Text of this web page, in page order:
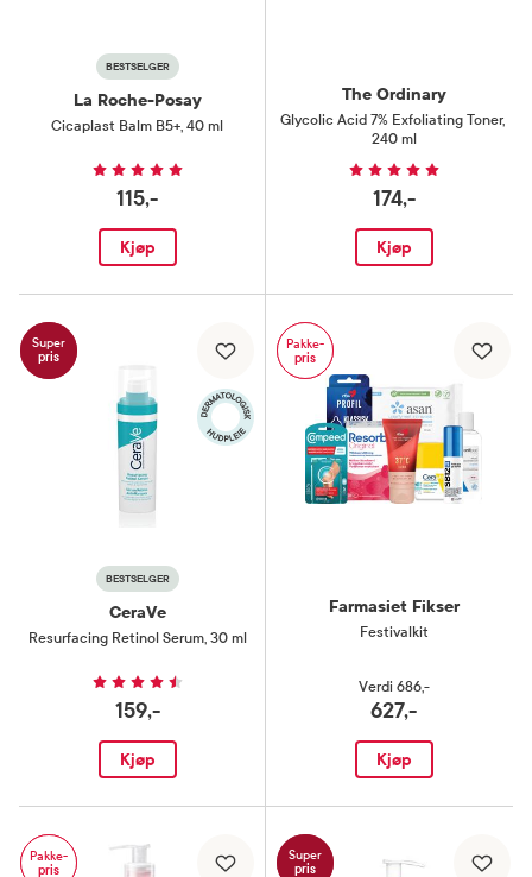
BESTSELGER
La Roche-Posay
Cicaplast Balm B5+, 40 ml
115,-
Kjøp
The Ordinary
Glycolic Acid 7% Exfoliating Toner,
240 ml
174,-
Kjøp
Super
pris
BESTSELGER
CeraVe
Resurfacing Retinol Serum, 30 ml
159,-
Kjøp
Pakke-
pris
Farmasiet Fikser
Festivalkit
Verdi 686,-
627,-
Kjøp
Pakke-
pris
Super
pris